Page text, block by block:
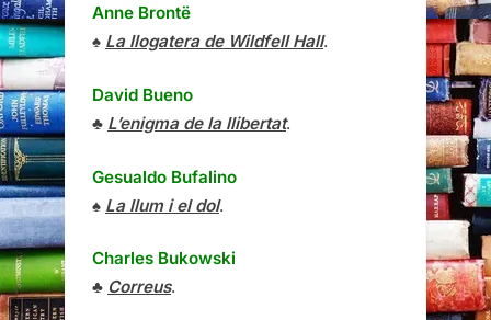
Anne Brontë
♠ La llogatera de Wildfell Hall.
David Bueno
♣ L’enigma de la llibertat.
Gesualdo Bufalino
♠ La llum i el dol.
Charles Bukowski
♣ Correus.